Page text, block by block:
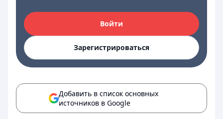
Войти
Зарегистрироваться
Добавить в список основных
источников в Google